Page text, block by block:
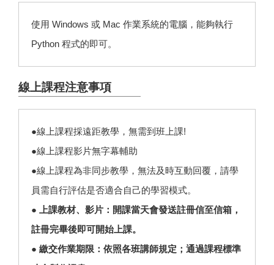
使用 Windows 或 Mac 作業系統的電腦，能夠執行
Python 程式的即可。
線上課程注意事項
●線上課程採遠距教學，無需到班上課!
●線上課程影片無字幕輔助
●線上課程為非同步教學，無法及時互動回覆，請學
員需自行評估是否適合自己的學習模式。
● 上課教材、影片：開課當天會發送註冊信至信箱，
註冊完畢後即可開始上課。
● 繳交作業期限：依照各班講師規定；通過課程標準